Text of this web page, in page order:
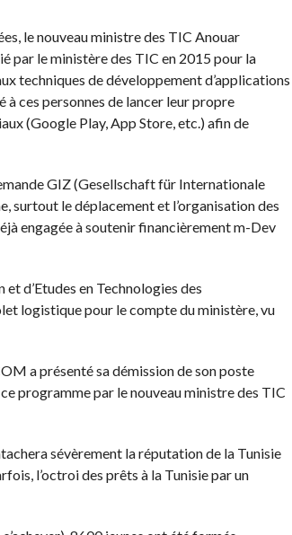
le nouveau ministre des TIC Anouar
par le ministère des TIC en 2015 pour la
techniques de développement d’applications
ces personnes de lancer leur propre
(Google Play, App Store, etc.) afin de
GIZ (Gesellschaft für Internationale
surtout le déplacement et l’organisation des
engagée à soutenir financièrement m-Dev
d’Etudes en Technologies des
logistique pour le compte du ministère, vu
a présenté sa démission de son poste
programme par le nouveau ministre des TIC
sévèrement la réputation de la Tunisie
l’octroi des prêts à la Tunisie par un